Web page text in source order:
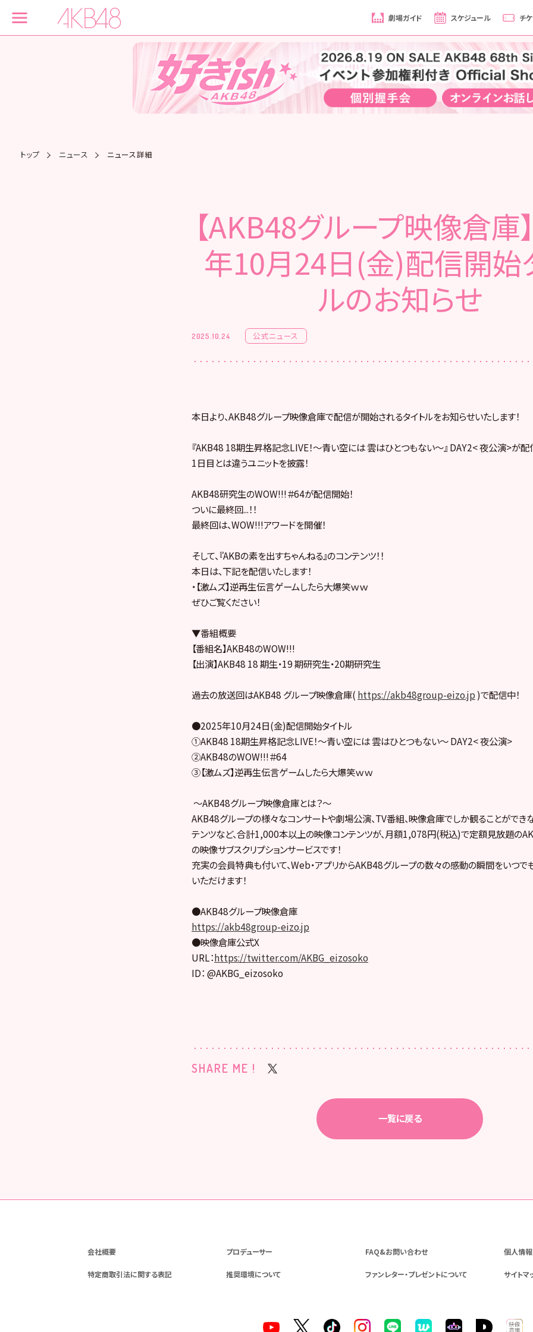
劇場ガイド スケジュール チ
トップ ニュース ニュース詳細
【AKB48グループ映像倉庫
年10月24日(金)配信開始
ルのお知らせ
2025.10.24 公式ニュース
本日より、AKB48グループ映像倉庫で配信が開始されるタイトルをお知らせいたします！
『AKB48 18期生昇格記念LIVE！〜青い空には 雲はひとつもない〜』 DAY2< 夜公演>が配
1日目とは違うユニットを披露！
AKB48研究生のWOW!!!＃64が配信開始！
ついに最終回...！！
最終回は、WOW!!!アワードを開催！
そして、『AKBの素を出すちゃんねる』のコンテンツ！！
本日は、下記を配信いたします！
・【激ムズ】逆再生伝言ゲームしたら大爆笑ｗｗ
ぜひご覧ください！
▼番組概要
【番組名】AKB48のWOW!!!
【出演】AKB48 18 期生・19 期研究生・20期研究生
過去の放送回はAKB48 グループ映像倉庫( https://akb48group-eizo.jp)で配信中！
●2025年10月24日(金)配信開始タイトル
①AKB48 18期生昇格記念LIVE！〜青い空には 雲はひとつもない〜 DAY2< 夜公演>
②AKB48のWOW!!!＃64
③【激ムズ】逆再生伝言ゲームしたら大爆笑ｗｗ
～AKB48グループ映像倉庫とは？～
AKB48グループの様々なコンサートや劇場公演、TV番組、映像倉庫でしか観ることができ
テンツなど、合計1,000本以上の映像コンテンツが、月額1,078円(税込)で定額見放題の
の映像サブスクリプションサービスです！
充実の会員特典も付いて、Web・アプリからAKB48グループの数々の感動の瞬間をいつで
いただけます！
●AKB48グループ映像倉庫
https://akb48group-eizo.jp
●映像倉庫公式X
URL：https://twitter.com/AKBG_eizosoko
ID： @AKBG_eizosoko
SHARE ME !
一覧に戻る
会社概要 プロデューサー FAQ&お問い合わせ 個人情
特定商取引法に関する表記 推奨環境について ファンレター・プレゼントについて サイトマ